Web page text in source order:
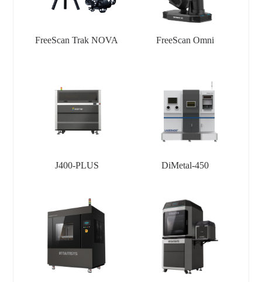
FreeScan Trak NOVA FreeScan Omni
J400-PLUS DiMetal-450